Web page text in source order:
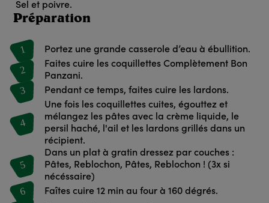
Sel et poivre.
Préparation
1 Portez une grande casserole d’eau à ébullition.
2
Faites cuire les coquillettes Complètement Bon
Panzani.
3 Pendant ce temps, faites cuire les lardons.
4
Une fois les coquillettes cuites, égouttez et
mélangez les pâtes avec la crème liquide, le
persil haché, l'ail et les lardons grillés dans un
récipient.
5
Dans un plat à gratin dressez par couches :
Pâtes, Reblochon, Pâtes, Reblochon ! (3x si
nécéssaire)
6 Faîtes cuire 12 min au four à 160 dégrés.